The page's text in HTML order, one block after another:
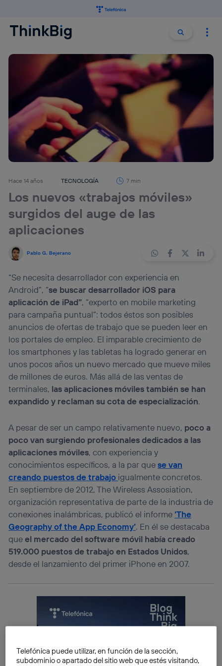
Buscar
Hace 14 años TECNOLOGÍA 7 min
Los nuevos «trabajos móviles»
surgidos del auge de las
aplicaciones
Pablo G. Bejerano
“Se necesita desarrollador con experiencia en
Android”, “se buscar desarrollador iOS para
aplicación de iPad”, “experto en mobile marketing
para campaña puntual”: todos éstos son posibles
anuncios de ofertas de trabajo que se pueden leer en
los portales de empleo. El imparable crecimiento de
los smartphones y las tabletas ha logrado generar en
unos pocos años un nuevo mercado que mueve miles
de millones de euros. Más allá de las ventas de
terminales, las aplicaciones móviles también se han
expandido y reclaman su cota de especialización.
A pesar de ser un campo relativamente nuevo, poco a
poco van surgiendo profesionales dedicados a las
aplicaciones móviles, con experiencia y
conocimientos específicos, a la par quese van
creando puestos de trabajo igualmente concretos.
En septiembre de 2012, The Wireless Assosiation,
organización representativa de parte de la industria de
conexiones inalámbricas, publicó el informe‘The
Geography of the App Economy’. En él se destacaba
queel mercado del software móvil había creado
519.000 puestos de trabajo en Estados Unidos,
desde el lanzamiento del primer iPhone en 2007.
Telefónica puede utilizar, en función de la sección,
subdominio o apartado del sitio web que estés visitando,